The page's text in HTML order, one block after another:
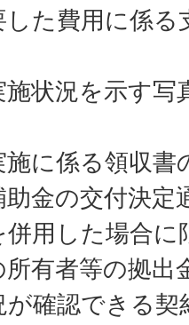
した費用に係
状況を示す写
施に係る領収書
助金の交付決定
併用した場合に
有者等の拠出
が確認できる契